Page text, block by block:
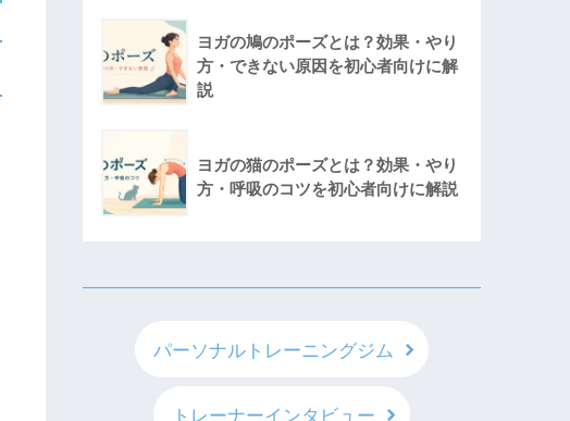
ヨガの鳩のポーズとは？効果・やり
方・できない原因を初心者向けに解
説
ヨガの猫のポーズとは？効果・やり
方・呼吸のコツを初心者向けに解説
パーソナルトレーニングジム
トレーナーインタビュー